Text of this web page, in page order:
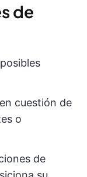
de
cuestión de
o
de